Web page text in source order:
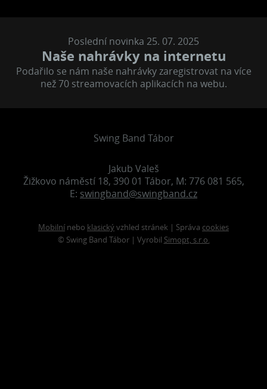
Poslední novinka 25. 07. 2025
Naše nahrávky na internetu
Podařilo se nám naše nahrávky zaregistrovat na více
než 70 streamovacích aplikacích na webu.
Swing Band Tábor
Jakub Valeš
Žižkovo náměstí 18, 390 01 Tábor, M: 776 081 565,
E: swingband@swingband.cz
Mobilní nebo klasickývzhled stránek | Správa cookies
© Swing Band Tábor | Vyrobil Simopt, s.r.o.